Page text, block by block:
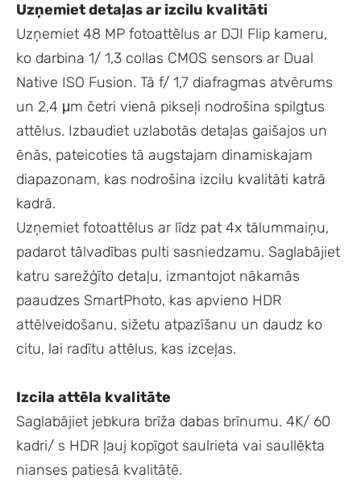
Uzņemiet detaļas ar izcilu kvalitāti
Uzņemiet 48 MP fotoattēlus ar DJI Flip kameru,
ko darbina 1/ 1,3 collas CMOS sensors ar Dual
Native ISO Fusion. Tā f/ 1,7 diafragmas atvērums
un 2,4 μm četri vienā pikseļi nodrošina spilgtus
attēlus. Izbaudiet uzlabotās detaļas gaišajos un
ēnās, pateicoties tā augstajam dinamiskajam
diapazonam, kas nodrošina izcilu kvalitāti katrā
kadrā.
Uzņemiet fotoattēlus ar līdz pat 4x tālummaiņu,
padarot tālvadības pulti sasniedzamu. Saglabājiet
katru sarežģīto detaļu, izmantojot nākamās
paaudzes SmartPhoto, kas apvieno HDR
attēlveidošanu, sižetu atpazīšanu un daudz ko
citu, lai radītu attēlus, kas izceļas.
Izcila attēla kvalitāte
Saglabājiet jebkura brīža dabas brīnumu. 4K/ 60
kadri/ s HDR ļauj kopīgot saulrieta vai saullēkta
nianses patiesā kvalitātē.